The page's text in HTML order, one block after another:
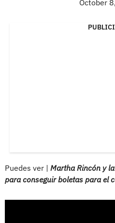
October
Puedes ver | Martha Rincón y
para conseguir boletas para el